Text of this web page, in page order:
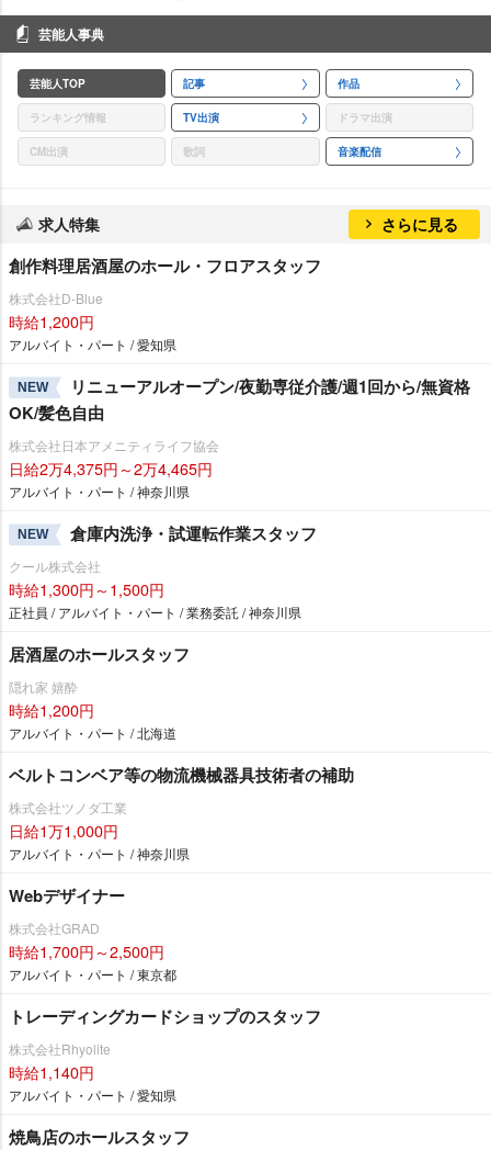
芸能人事典
芸能人TOP 記事 作品
ランキング情報 TV出演 ドラマ出演
CM出演 歌詞 音楽配信
求人特集 さらに見る
創作料理居酒屋のホール・フロアスタッフ
株式会社D-Blue
時給1,200円
アルバイト・パート / 愛知県
NEW
リニューアルオープン/夜勤専従介護/週1回から/無資格
OK/髪色自由
株式会社日本アメニティライフ協会
日給2万4,375円～2万4,465円
アルバイト・パート / 神奈川県
NEW 倉庫内洗浄・試運転作業スタッフ
クール株式会社
時給1,300円～1,500円
正社員 / アルバイト・パート / 業務委託 / 神奈川県
居酒屋のホールスタッフ
隠れ家 嬉酔
時給1,200円
アルバイト・パート / 北海道
ベルトコンベア等の物流機械器具技術者の補助
株式会社ツノダ工業
日給1万1,000円
アルバイト・パート / 神奈川県
Webデザイナー
株式会社GRAD
時給1,700円～2,500円
アルバイト・パート / 東京都
トレーディングカードショップのスタッフ
株式会社Rhyolite
時給1,140円
アルバイト・パート / 愛知県
焼鳥店のホールスタッフ